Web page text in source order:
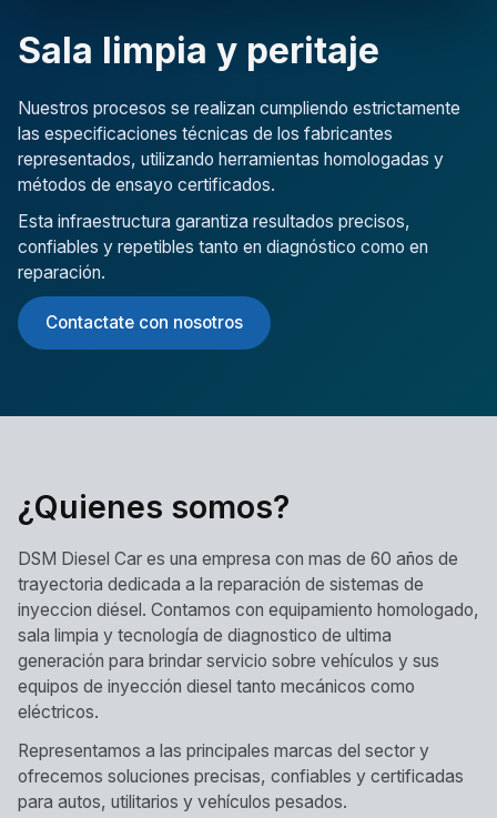
Sala limpia y peritaje
Nuestros procesos se realizan cumpliendo estrictamente
las especificaciones técnicas de los fabricantes
representados, utilizando herramientas homologadas y
métodos de ensayo certificados.
Esta infraestructura garantiza resultados precisos,
confiables y repetibles tanto en diagnóstico como en
reparación.
Contactate con nosotros
¿Quienes somos?
DSM Diesel Car es una empresa con mas de 60 años de
trayectoria dedicada a la reparación de sistemas de
inyeccion diésel. Contamos con equipamiento homologado,
sala limpia y tecnología de diagnostico de ultima
generación para brindar servicio sobre vehículos y sus
equipos de inyección diesel tanto mecánicos como
eléctricos.
Representamos a las principales marcas del sector y
ofrecemos soluciones precisas, confiables y certificadas
para autos, utilitarios y vehículos pesados.